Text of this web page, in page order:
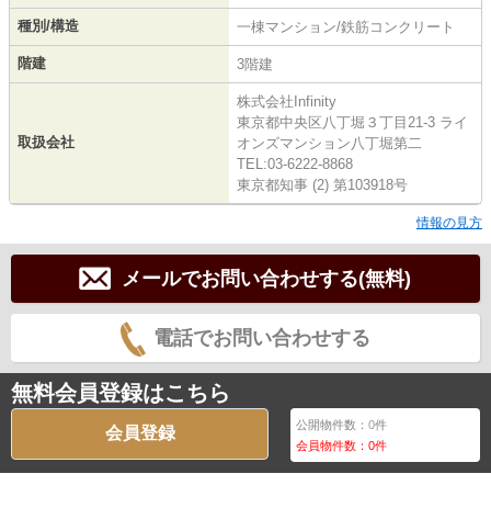
種別/構造 一棟マンション/鉄筋コンクリート
階建 3階建
取扱会社
株式会社Infinity
東京都中央区八丁堀３丁目21-3 ライ
オンズマンション八丁堀第二
TEL:03-6222-8868
東京都知事 (2) 第103918号
情報の見方
メールでお問い合わせする(無料)
電話でお問い合わせする
無料会員登録はこちら
会員登録 公開物件数：0件
会員物件数：0件